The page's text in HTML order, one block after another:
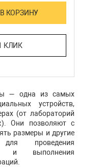
В КОРЗИНУ
КЛИК
— одна из самых
устройств,
(от лабораторий
Они позволяют с
размеры и другие
проведения
и выполнения